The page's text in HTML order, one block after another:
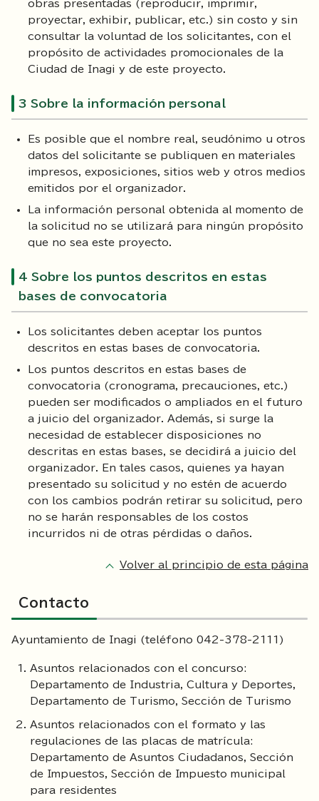
obras presentadas (reproducir, imprimir,
proyectar, exhibir, publicar, etc.) sin costo y sin
consultar la voluntad de los solicitantes, con el
propósito de actividades promocionales de la
Ciudad de Inagi y de este proyecto.
3 Sobre la información personal
Es posible que el nombre real, seudónimo u otros
datos del solicitante se publiquen en materiales
impresos, exposiciones, sitios web y otros medios
emitidos por el organizador.
La información personal obtenida al momento de
la solicitud no se utilizará para ningún propósito
que no sea este proyecto.
4 Sobre los puntos descritos en estas
bases de convocatoria
Los solicitantes deben aceptar los puntos
descritos en estas bases de convocatoria.
Los puntos descritos en estas bases de
convocatoria (cronograma, precauciones, etc.)
pueden ser modificados o ampliados en el futuro
a juicio del organizador. Además, si surge la
necesidad de establecer disposiciones no
descritas en estas bases, se decidirá a juicio del
organizador. En tales casos, quienes ya hayan
presentado su solicitud y no estén de acuerdo
con los cambios podrán retirar su solicitud, pero
no se harán responsables de los costos
incurridos ni de otras pérdidas o daños.
Volver al principio de esta página
Contacto
Ayuntamiento de Inagi (teléfono 042-378-2111)
Asuntos relacionados con el concurso:
Departamento de Industria, Cultura y Deportes,
Departamento de Turismo, Sección de Turismo
Asuntos relacionados con el formato y las
regulaciones de las placas de matrícula:
Departamento de Asuntos Ciudadanos, Sección
de Impuestos, Sección de Impuesto municipal
para residentes